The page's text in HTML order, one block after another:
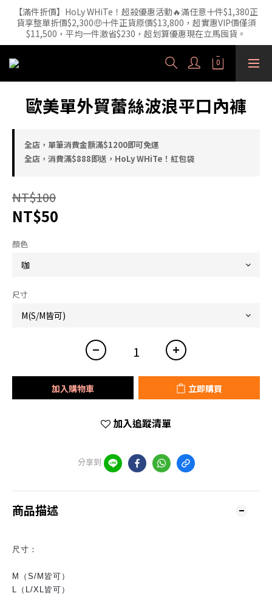
【外泌體精華液】新品正裝精華液🔥 3年研發・人體實驗證實，每
1ml 含6.52億顆外泌體（精準180nm）高效直達肌底
【滿件折價】HoLy WHiTe！超殺優惠活動🔥滿任意十件$1,380正
貨享整單折價$2,300🤑十件正貨原價$13,800，超實惠VIP價僅須
$11,500，平均一件激省$230，超划算優惠現在立馬囤貨。
HoLy WHiTe 新品 【激活新生精華水120mL】 重磅上市! 【長效保
【外泌體精華液】新品正裝精華液🔥 3年研發・人體實驗證實，每
1ml 含6.52億顆外泌體（精準180nm）高效直達肌底
歐美單外貿蕾絲波浪平口內褲
全店，單筆消費金額滿$1200即可免運
全店，消費滿$888即送，HoLy WHiTe！紅包袋
NT$100
NT$50
顏色
尺寸
加入購物車 立即購買
加入追蹤清單
分享到
商品描述
尺寸：
M（S/M皆可）
L（L/XL皆可）